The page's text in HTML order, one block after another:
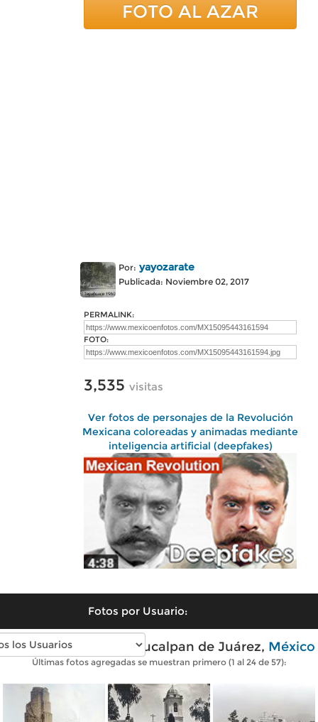
FOTO AL AZAR
Por: yayozarate
Publicada: Noviembre 02, 2017
PERMALINK:
FOTO:
3,535 visitas
Ver fotos de personajes de la Revolución
Mexicana coloreadas y animadas mediante
inteligencia artificial (deepfakes)
Fotos por Usuario:
Fotos antiguas de Naucalpan de Juárez, México
Últimas fotos agregadas se muestran primero (1 al 24 de 57):